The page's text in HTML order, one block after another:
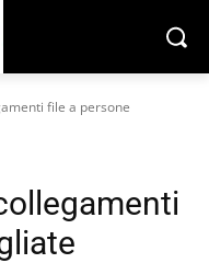
file a persone